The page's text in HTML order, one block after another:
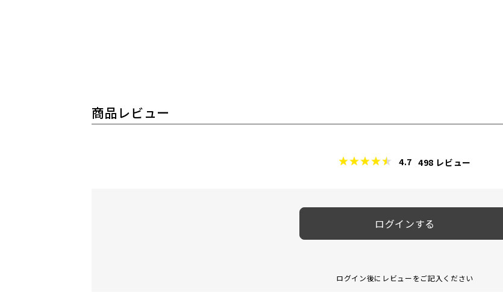
商品レビュー
4.7 498 レビュー
ログインする
ログイン後にレビューをご記入ください